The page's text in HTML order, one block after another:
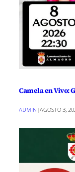
Camela en Vivo:
ADMIN |AGOSTO 3,